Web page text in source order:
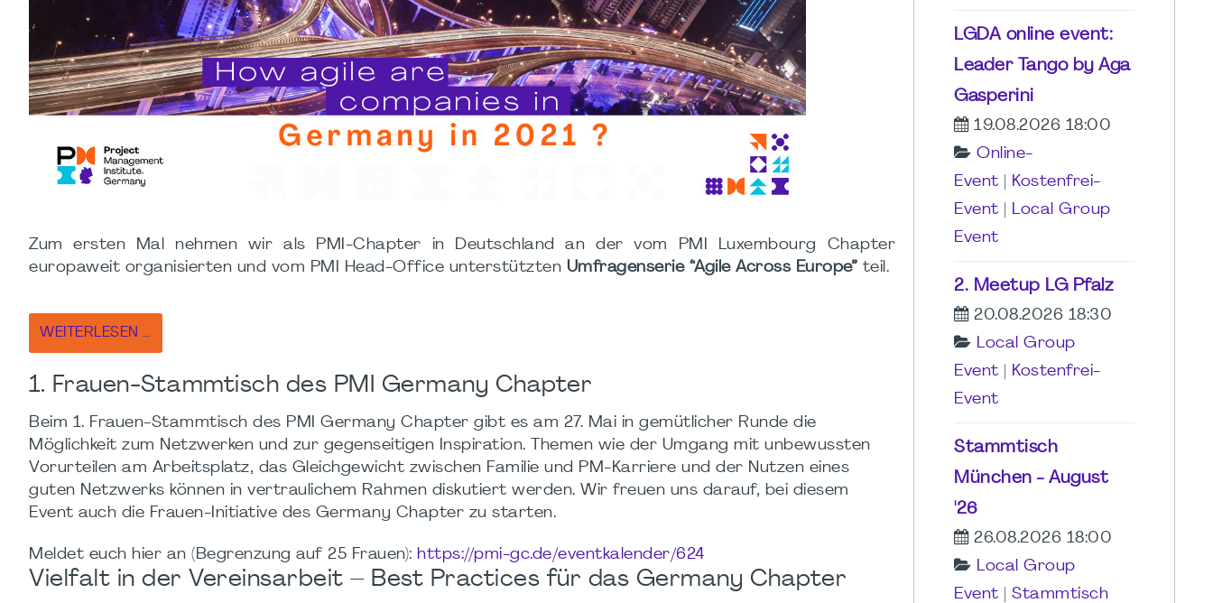
Zum ersten Mal nehmen wir als PMI-Chapter in Deutschland an der vom PMI Luxembourg Chapter
europaweit organisierten und vom PMI Head-Office unterstützten Umfragenserie “Agile Across Europe” teil.
WEITERLESEN …
1. Frauen-Stammtisch des PMI Germany Chapter
Beim 1. Frauen-Stammtisch des PMI Germany Chapter gibt es am 27. Mai in gemütlicher Runde die
Möglichkeit zum Netzwerken und zur gegenseitigen Inspiration. Themen wie der Umgang mit unbewussten
Vorurteilen am Arbeitsplatz, das Gleichgewicht zwischen Familie und PM-Karriere und der Nutzen eines
guten Netzwerks können in vertraulichem Rahmen diskutiert werden. Wir freuen uns darauf, bei diesem
Event auch die Frauen-Initiative des Germany Chapter zu starten.
Meldet euch hier an (Begrenzung auf 25 Frauen): https://pmi-gc.de/eventkalender/624
Vielfalt in der Vereinsarbeit – Best Practices für das Germany Chapter
LGDA online event:
Leader Tango by Aga
Gasperini
19.08.2026 18:00
Online-
Event
Kostenfrei-
Event
Local Group
Event
2. Meetup LG Pfalz
20.08.2026 18:30
Local Group
Event
Kostenfrei-
Event
Stammtisch
München - August
'26
26.08.2026 18:00
Local Group
Event
Stammtisch